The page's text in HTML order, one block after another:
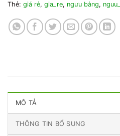
Thẻ: giá rẻ, gia_re, ngưu bàng,
MÔ TẢ
THÔNG TIN BỔ SUNG